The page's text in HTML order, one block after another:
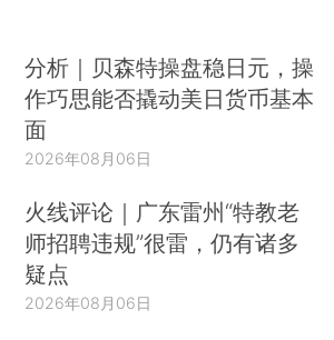
分析｜贝森特操盘稳日元，操
作巧思能否撬动美日货币基本
面
2026年08月06日
火线评论｜广东雷州“特教老
师招聘违规”很雷，仍有诸多
疑点
2026年08月06日